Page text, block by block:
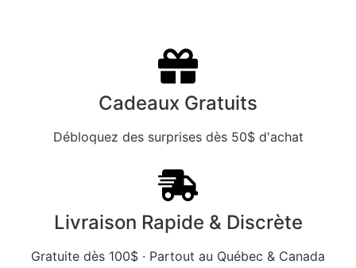
Cadeaux Gratuits
Débloquez des surprises dès 50$ d'achat
Livraison Rapide & Discrète
Gratuite dès 100$ · Partout au Québec & Canada